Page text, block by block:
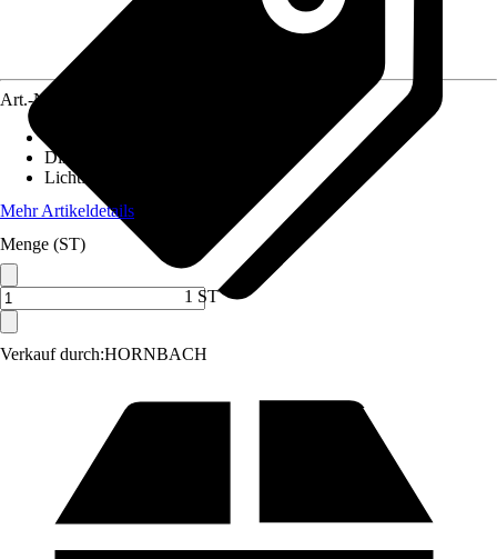
Verkauf durch:HORNBACH
Art.-Nr.
Dimmbar
Lichtfarbe
Mehr Artikeldetails
Menge (ST)
1 ST